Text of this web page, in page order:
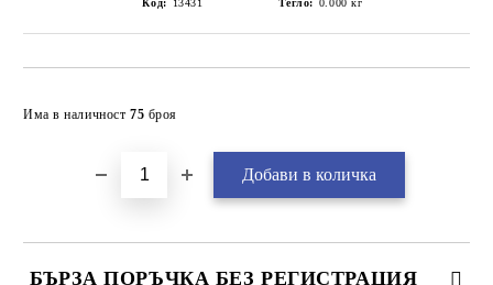
Код: 13431 Тегло: 0.000 кг
Има в наличност 75 броя
БЪРЗА ПОРЪЧКА БЕЗ РЕГИСТРАЦИЯ